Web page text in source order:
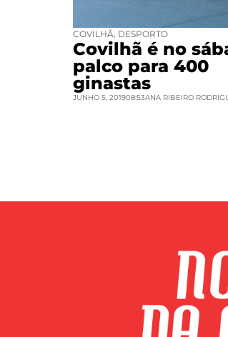
COVILHÃ, DESPORTO
Covilhã é no
palco para 400
ginastas
JUNHO 5, 201908:53ANA RIBEIRO